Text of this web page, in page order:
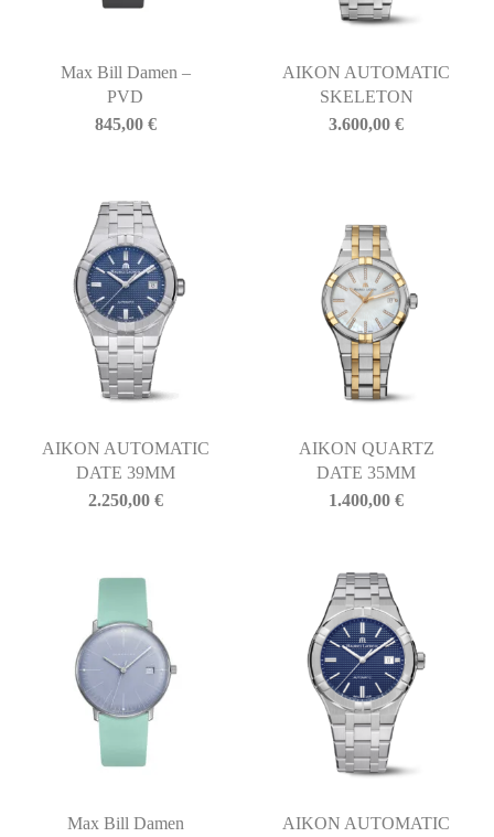
Max Bill Damen –
PVD
845,00 €
AIKON AUTOMATIC
SKELETON
3.600,00€
AIKON AUTOMATIC
DATE 39MM
2.250,00 €
AIKON QUARTZ
DATE 35MM
1.400,00€
Max Bill Damen
AIKON AUTOMATIC